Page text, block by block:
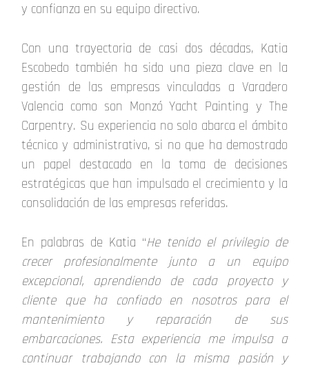
y confianza en su equipo directivo.
Con una trayectoria de casi dos décadas, Katia
Escobedo también ha sido una pieza clave en la
gestión de las empresas vinculadas a Varadero
Valencia como son Monzó Yacht Painting y The
Carpentry. Su experiencia no solo abarca el ámbito
técnico y administrativo, si no que ha demostrado
un papel destacado en la toma de decisiones
estratégicas que han impulsado el crecimiento y la
consolidación de las empresas referidas.
En palabras de Katia “He tenido el privilegio de
crecer profesionalmente junto a un equipo
excepcional, aprendiendo de cada proyecto y
cliente que ha confiado en nosotros para el
mantenimiento y reparación de sus
embarcaciones. Esta experiencia me impulsa a
continuar trabajando con la misma pasión y